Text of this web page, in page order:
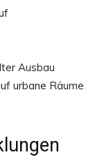
Ausbau
urbane Räume